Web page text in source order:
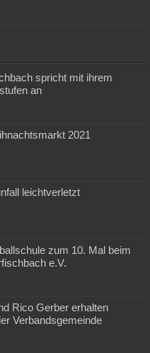
spricht mit ihrem
an
2021
leichtverletzt
zum 10. Mal beim
e.V.
Rico Gerber erhalten
Verbandsgemeinde